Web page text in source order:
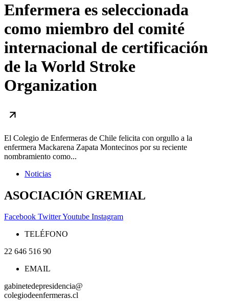
Enfermera es seleccionada
como miembro del comité
internacional de certificación
de la World Stroke
Organization
El Colegio de Enfermeras de Chile felicita con orgullo a la
enfermera Mackarena Zapata Montecinos por su reciente
nombramiento como...
Noticias
ASOCIACIÓN GREMIAL
Facebook TwitterYoutube Instagram
TELÉFONO
22 646 516 90
EMAIL
gabinetedepresidencia@
colegiodeenfermeras.cl